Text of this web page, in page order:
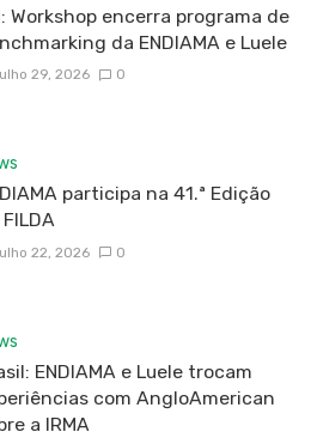
Workshop encerra programa de
da ENDIAMA e Luele
29, 2026 0
participa na 41.ª Edição
22, 2026 0
ENDIAMA e Luele trocam
com AngloAmerican
a IRMA